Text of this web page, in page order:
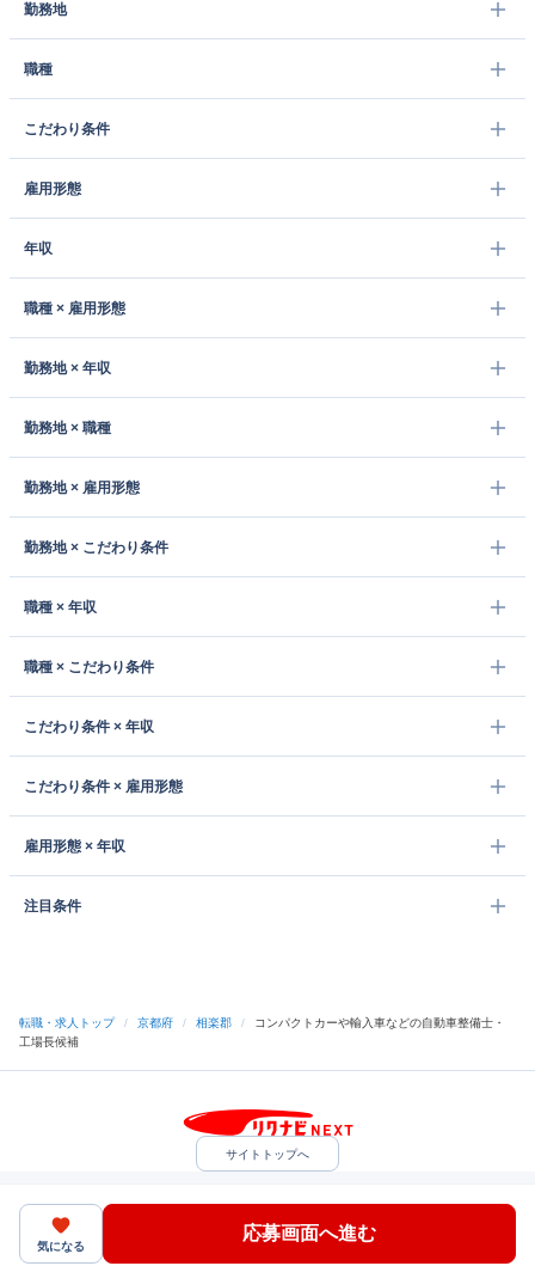
勤務地
職種
こだわり条件
雇用形態
年収
職種 × 雇用形態
勤務地 × 年収
勤務地 × 職種
勤務地 × 雇用形態
勤務地 × こだわり条件
職種 × 年収
職種 × こだわり条件
こだわり条件 × 年収
こだわり条件 × 雇用形態
雇用形態 × 年収
注目条件
転職・求人トップ / 京都府 / 相楽郡 /
コンパクトカーや輸入車などの自動車整備士・
工場長候補
気になる
応募画面へ進む
サイトトップへ
中途採用をご検討の企業様
ヘルプ・お問い合わせ
（C）Indeed Inc.